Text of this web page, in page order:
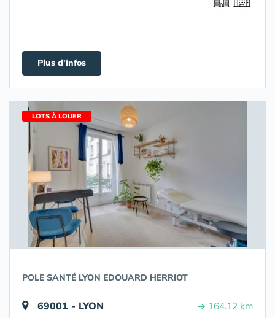
Plus d'infos
LOTS À LOUER
POLE SANTÉ LYON EDOUARD HERRIOT
69001 - LYON ➔ 164.12 km